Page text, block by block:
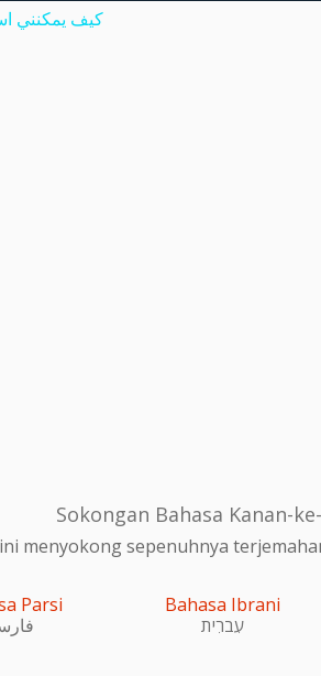
كيف يمكنني
Sokongan Bahasa Kanan-
menyokong sepenuhnya
Parsi
Bahasa Ibrani
עִברִית